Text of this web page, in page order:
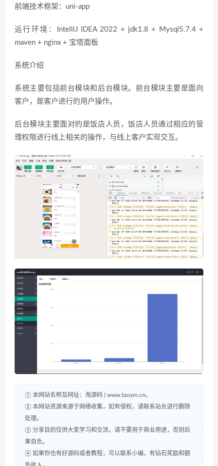
前端技术框架：uni-app
运行环境：IntelliJ IDEA 2022 + jdk1.8 + Mysql5.7.4 +
maven + nginx + 宝塔面板
系统介绍
系统主要包括前台模块和后台模块。前台模块主要是面向
客户，是客户进行的用户操作。
后台模块主要面对的是饭店人员，饭店人员通过相应的管
理权限进行线上相关的操作，与线上客户实现交互。
① 本网站名称及网址：淘源码 | www.taoym.cn。
② 本网站资源来源于网络收集，如有侵权，请联系站长进行删除
处理。
③ 分享目的仅供大家学习和交流，请不要用于商业用途，否则后
果自负。
④ 如果你也有好源码或者教程，可以联系小编，有钻石奖励和额